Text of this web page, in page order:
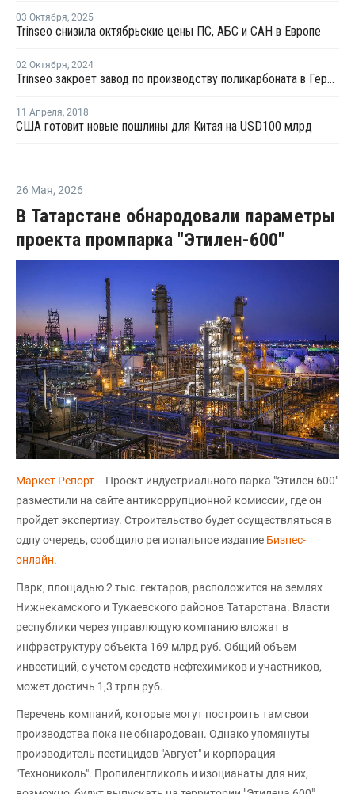
03 Октября, 2025
Trinseo снизила октябрьские цены ПС, АБС и САН в Европе
02 Октября, 2024
Trinseo закроет завод по производству поликарбоната в Германии
11 Апреля, 2018
США готовит новые пошлины для Китая на USD100 млрд
26 Мая, 2026
В Татарстане обнародовали параметры
проекта промпарка "Этилен-600"
Маркет Репорт-- Проект индустриального парка "Этилен 600"
разместили на сайте антикоррупционной комиссии, где он
пройдет экспертизу. Строительство будет осуществляться в
одну очередь, сообщило региональное издание Бизнес-
онлайн.
Парк, площадью 2 тыс. гектаров, расположится на землях
Нижнекамского и Тукаевского районов Татарстана. Власти
республики через управлющую компанию вложат в
инфраструктуру объекта 169 млрд руб. Общий объем
инвестиций, с учетом средств нефтехимиков и участников,
может достичь 1,3 трлн руб.
Перечень компаний, которые могут построить там свои
производства пока не обнародован. Однако упомянуты
производитель пестицидов "Август" и корпорация
"Технониколь". Пропиленгликоль и изоцианаты для них,